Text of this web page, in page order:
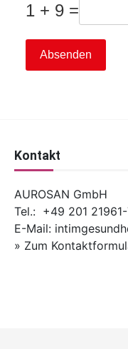
1 + 9 =
Absenden
Kontakt
AUROSAN GmbH
Tel.: +49 201 21961-
E-Mail:
» Zum